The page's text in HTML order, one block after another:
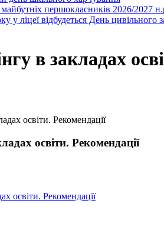
першокласників 2026/2027
у ліцеї відбудеться День
в закладах
освіти. Рекомендації
освіти. Рекомендації
освіти. Рекомендації